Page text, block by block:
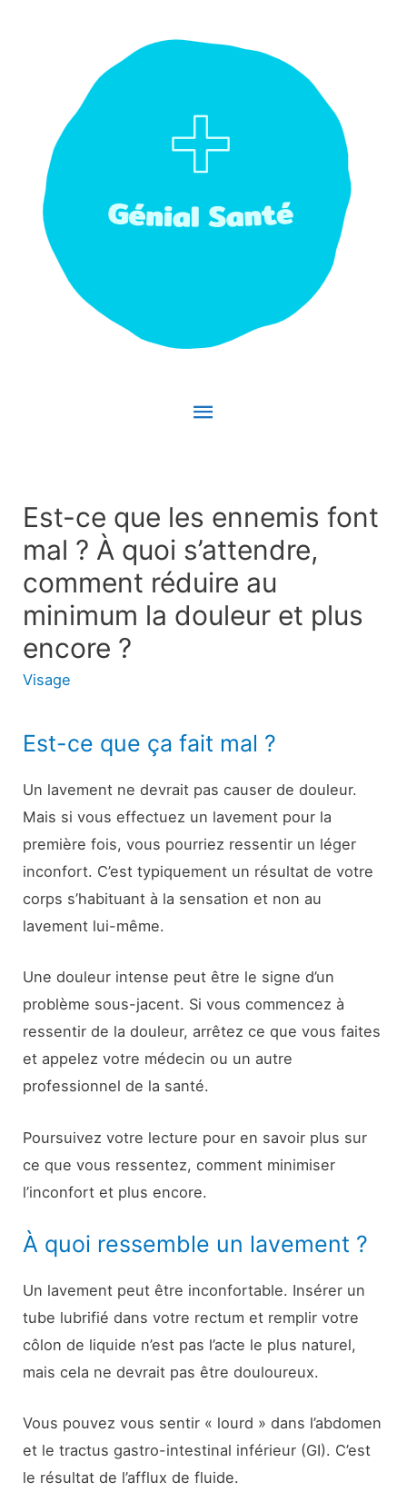
Menu
Est-ce que les ennemis font
mal ? À quoi s’attendre,
comment réduire au
minimum la douleur et plus
encore ?
Visage
Est-ce que ça fait mal ?
Un lavement ne devrait pas causer de douleur.
Mais si vous effectuez un lavement pour la
première fois, vous pourriez ressentir un léger
inconfort. C’est typiquement un résultat de votre
corps s’habituant à la sensation et non au
lavement lui-même.
Une douleur intense peut être le signe d’un
problème sous-jacent. Si vous commencez à
ressentir de la douleur, arrêtez ce que vous faites
et appelez votre médecin ou un autre
professionnel de la santé.
Poursuivez votre lecture pour en savoir plus sur
ce que vous ressentez, comment minimiser
l’inconfort et plus encore.
À quoi ressemble un lavement ?
Un lavement peut être inconfortable. Insérer un
tube lubrifié dans votre rectum et remplir votre
côlon de liquide n’est pas l’acte le plus naturel,
mais cela ne devrait pas être douloureux.
Vous pouvez vous sentir « lourd » dans l’abdomen
et le tractus gastro-intestinal inférieur (GI). C’est
le résultat de l’afflux de fluide.